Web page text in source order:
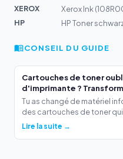
XEROX
Xerox Ink
HP
HP Toner
CONSEIL DU GUIDE
Cartouches de toner
d'imprimante ?
Tu as changé de matériel
des cartouches de toner qui
Lire la suite →